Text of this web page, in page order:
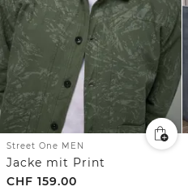
Street One MEN
Jacke mit Print
CHF 159.00